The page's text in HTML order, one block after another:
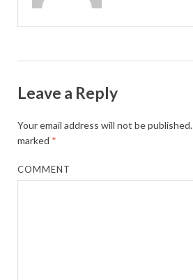
Leave a Reply
Your email address will not be published.
marked *
COMMENT